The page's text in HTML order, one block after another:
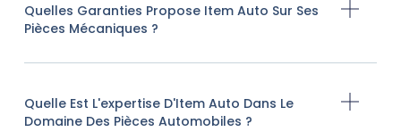
Quelles Garanties Propose Item Auto Sur Ses
Pièces Mécaniques ?
Quelle Est L'expertise D'Item Auto Dans Le
Domaine Des Pièces Automobiles ?